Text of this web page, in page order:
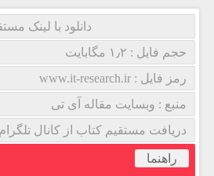
دانلود با لینک
حجم فایل : ۱٫۲ مگابایت
رمز فایل : www.it-research.ir
منبع : وبسایت مقاله آی تی
دریافت مستقیم کتاب از کانال
راهنما